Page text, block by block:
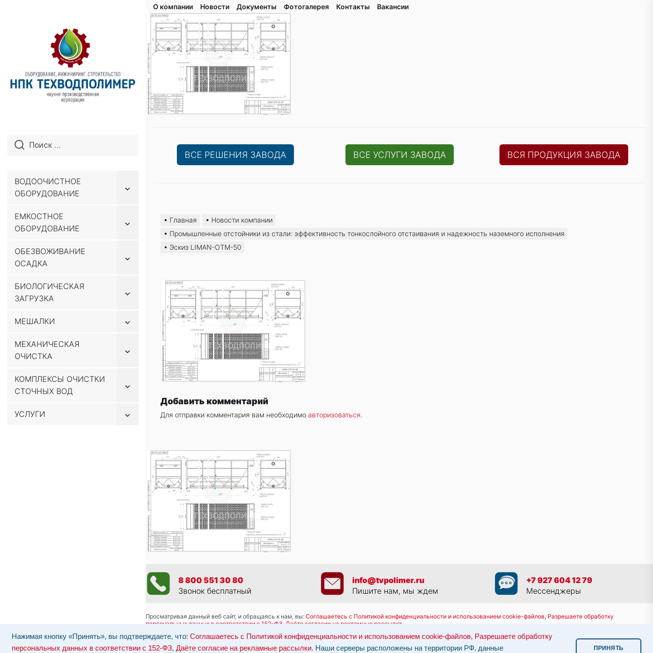
Нажимая кнопку «Принять», вы подтверждаете, что: Соглашаетесь с Политикой конфиденциальности и использованием cookie-файлов, Разрешаете обработку
персональных данных в соответствии с 152-ФЗ, Даёте согласие на рекламные рассылки. Наши серверы расположены на территории РФ, данные ПРИНЯТЬ
ВСЕ РЕШЕНИЯ ЗАВОДА ВСЕ УСЛУГИ ЗАВОДА ВСЯ ПРОДУКЦИЯ ЗАВОДА
содержимому
ВОДООЧИСТНОЕ
ОБОРУДОВАНИЕ
Показывать
ЕМКОСТНОЕ
ОБОРУДОВАНИЕ
Показывать
ОБЕЗВОЖИВАНИЕ
ОСАДКА
Показывать
БИОЛОГИЧЕСКАЯ
ЗАГРУЗКА
Показывать
МЕШАЛКИ
Показывать
МЕХАНИЧЕСКАЯ
ОЧИСТКА
Показывать
КОМПЛЕКСЫ ОЧИСТКИ
СТОЧНЫХ ВОД
Показывать
УСЛУГИ
Показывать
Главная
Новости компании
Промышленные отстойники из стали: эффективность тонкослойного отстаивания и надежность наземного исполнения
Эскиз LIMAN-ОТМ-50
Добавить комментарий
Для отправки комментария вам необходимо авторизоваться.
О компании Новости Документы Фотогалерея Контaкты Вакaнсии
8 800 551 30 80
Звонок бесплатный
info@tvpolimer.ru
Пишите нам, мы ждем
+7 927 604 12 79
Мессенджеры
Просматривая данный веб сайт, и обращаясь к нам, вы: Соглашаетесь с Политикой конфиденциальности и использованием cookie-файлов, Разрешаете обработку
персональных данных в соответствии с 152-ФЗ Даёте согласие на рекламные рассылки
Наши серверы расположены на территории РФ, данные обрабатываются в соответствии с российским законодательством.Информация о сервере и хостинге.